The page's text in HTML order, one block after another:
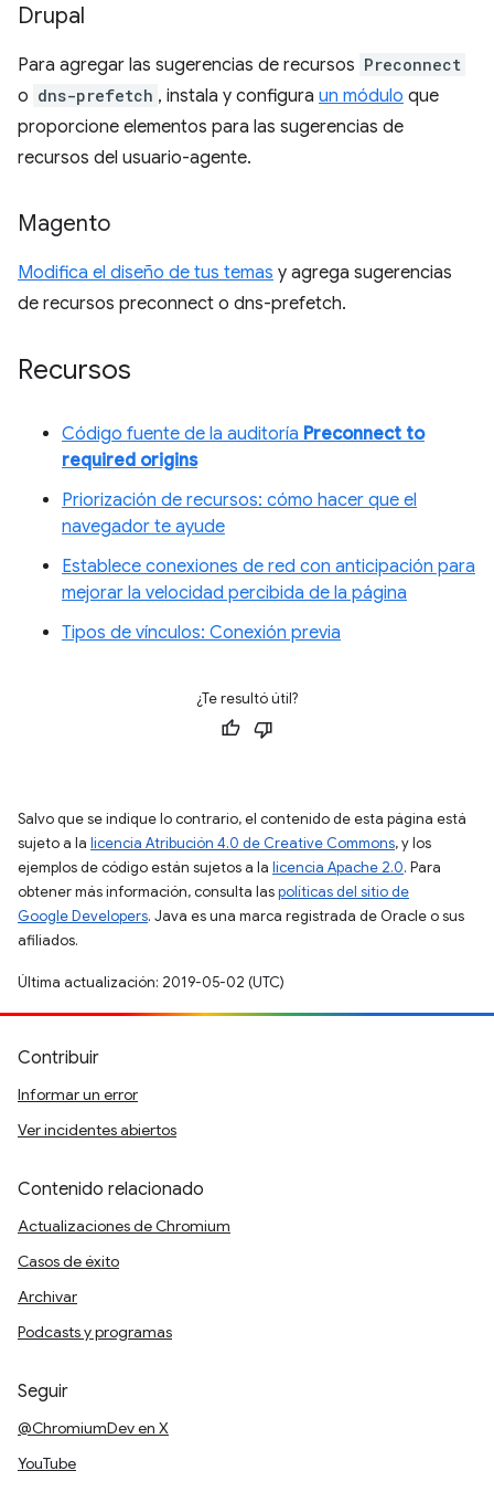
Drupal
Para agregar las sugerencias de recursos Preconnect
o dns-prefetch , instala y configura un módulo que
proporcione elementos para las sugerencias de
recursos del usuario-agente.
Magento
Modifica el diseño de tus temas y agrega sugerencias
de recursos preconnect o dns-prefetch.
Recursos
Código fuente de la auditoría Preconnect to
required origins
Priorización de recursos: cómo hacer que el
navegador te ayude
Establece conexiones de red con anticipación para
mejorar la velocidad percibida de la página
Tipos de vínculos: Conexión previa
¿Te resultó útil?
Salvo que se indique lo contrario, el contenido de esta página está
sujeto a la licencia Atribución 4.0 de Creative Commons, y los
ejemplos de código están sujetos a la licencia Apache 2.0. Para
obtener más información, consulta laspolíticas del sitio de
Google Developers. Java es una marca registrada de Oracle o sus
afiliados.
Última actualización: 2019-05-02 (UTC)
Contribuir
Informar un error
Ver incidentes abiertos
Contenido relacionado
Actualizaciones de Chromium
Casos de éxito
Archivar
Podcasts y programas
Seguir
@ChromiumDev en X
YouTube